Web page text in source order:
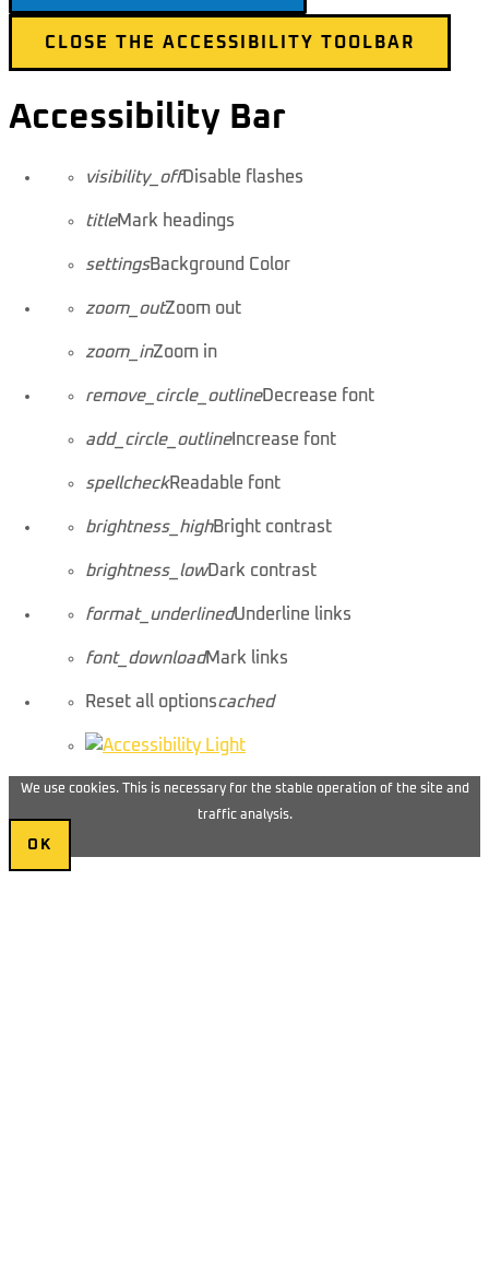
CLOSE THE ACCESSIBILITY TOOLBAR
Accessibility Bar
visibility_offDisable flashes
titleMark headings
settingsBackground Color
zoom_outZoom out
zoom_inZoom in
remove_circle_outlineDecrease font
add_circle_outlineIncrease font
spellcheckReadable font
brightness_highBright contrast
brightness_lowDark contrast
format_underlinedUnderline links
font_downloadMark links
Reset all optionscached
We use cookies. This is necessary for the stable operation of the site and
traffic analysis.
OK